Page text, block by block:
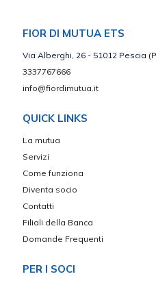
FIOR DI MUTUA ETS
Via Alberghi, 26 - 51012 Pescia
3337767666
info@fiordimutua.it
QUICK LINKS
La mutua
Servizi
Come funziona
Diventa socio
Contatti
Filiali della Banca
Domande Frequenti
PER I SOCI